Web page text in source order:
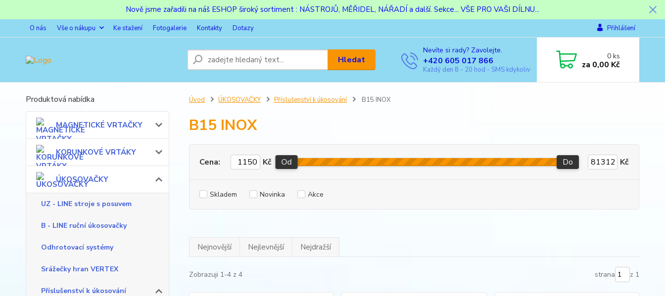
Nově jsme zařadili na náš ESHOP široký sortiment : NÁSTROJŮ, MĚŘIDEL, NÁŘADÍ a další. Sekce... VŠE PRO VAŠI DÍLNU...
O nás Vše o nákupu Ke stažení Fotogalerie Kontakty Dotazy Přihlášení
Hledat
Nevíte si rady? Zavolejte.
+420 605 017 866
Každý den 8 - 20 hod - SMS kdykoliv
0ks
za 0,00 Kč
Produktová nabídka
MAGNETICKÉ VRTAČKY
KORUNKOVÉ VRTÁKY
ÚKOSOVAČKY
UZ - LINE stroje s posuvem
B - LINE ruční úkosovačky
Odhrotovací systémy
Srážečky hran VERTEX
Příslušenství k úkosování
Úvod ÚKOSOVAČKY Příslušenství k úkosování B15 INOX
B15 INOX
Cena: Kč Od Do Kč
Skladem Novinka Akce
Nejnovější Nejlevnější Nejdražší
Zobrazuji 1-4 z 4 strana z 1